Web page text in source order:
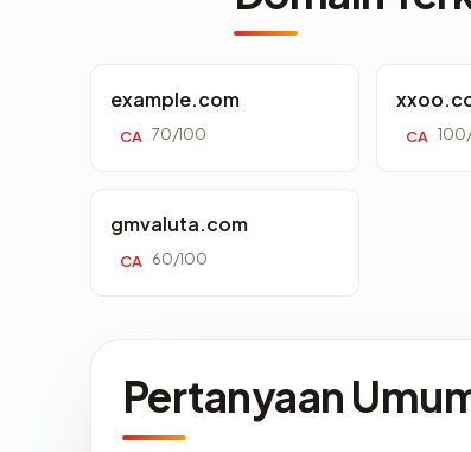
example.com
CA 70/100 CA
gmvaluta.com
CA 60/100
Pertanyaan